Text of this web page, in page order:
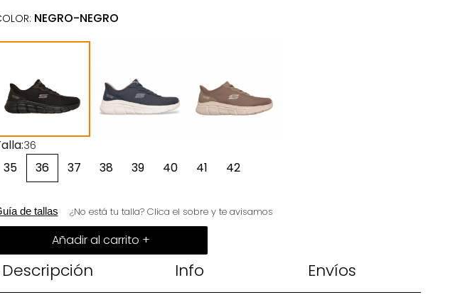
NEGRO-NEGRO
36
35 36 37 38 39 40 41 42
de tallas ¿No está tu talla? Clica el sobre y te avisamos
Añadir al carrito +
Descripción Info Envíos